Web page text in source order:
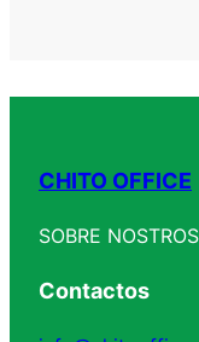
CHITO OFFICE
SOBRE NOSTROS
Contactos